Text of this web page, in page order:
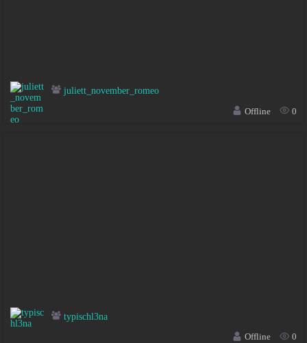
juliett_november_romeo
Offline
0
typischl3na
Offline
0